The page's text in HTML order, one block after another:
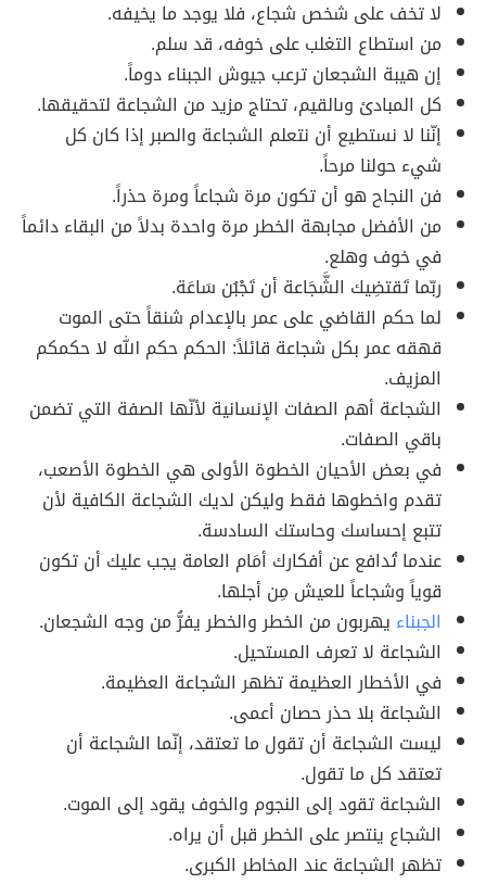
لا تخف على شخص شجاع، فلا يوجد ما يخيفه.
من استطاع التغلب على خوفه، قد سلم.
إن هيبة الشجعان ترعب جيوش الجبناء دوماً.
كل المبادئ وىالقيم، تحتاج مزيد من الشجاعة لتحقيقها.
إنّنا لا نستطيع أن نتعلم الشجاعة والصبر إذا كان كل
شيء حولنا مرحاً.
فن النجاح هو أن تكون مرة شجاعاً ومرة حذراً.
من الأفضل مجابهة الخطر مرة واحدة بدلاً من البقاء دائماً
في خوف وهلع.
ربّما تَقتضِيك الشَّجَاعة أن تَجْبُن سَاعَة.
لما حكم القاضي على عمر بالإعدام شنقاً حتى الموت
قهقه عمر بكل شجاعة قائلاً: الحكم حكم الله لا حكمكم
المزيف.
الشجاعة أهم الصفات الإنسانية لأنّها الصفة التي تضمن
باقي الصفات.
في بعض الأحيان الخطوة الأولى هي الخطوة الأصعب،
تقدم واخطوها فقط وليكن لديك الشجاعة الكافية لأن
تتبع إحساسك وحاستك السادسة.
عندما تُدافع عن أفكارك أمَام العامة يجب عليك أن تكون
قوياً وشجاعاً للعيش مِن أجلها.
الجبناء يهربون من الخطر والخطر يفرُّ من وجه الشجعان.
الشجاعة لا تعرف المستحيل.
في الأخطار العظيمة تظهر الشجاعة العظيمة.
الشجاعة بلا حذر حصان أعمى.
ليست الشجاعة أن تقول ما تعتقد، إنّما الشجاعة أن
تعتقد كل ما تقول.
الشجاعة تقود إلى النجوم والخوف يقود إلى الموت.
الشجاع ينتصر على الخطر قبل أن يراه.
تظهر الشجاعة عند المخاطر الكبرى.